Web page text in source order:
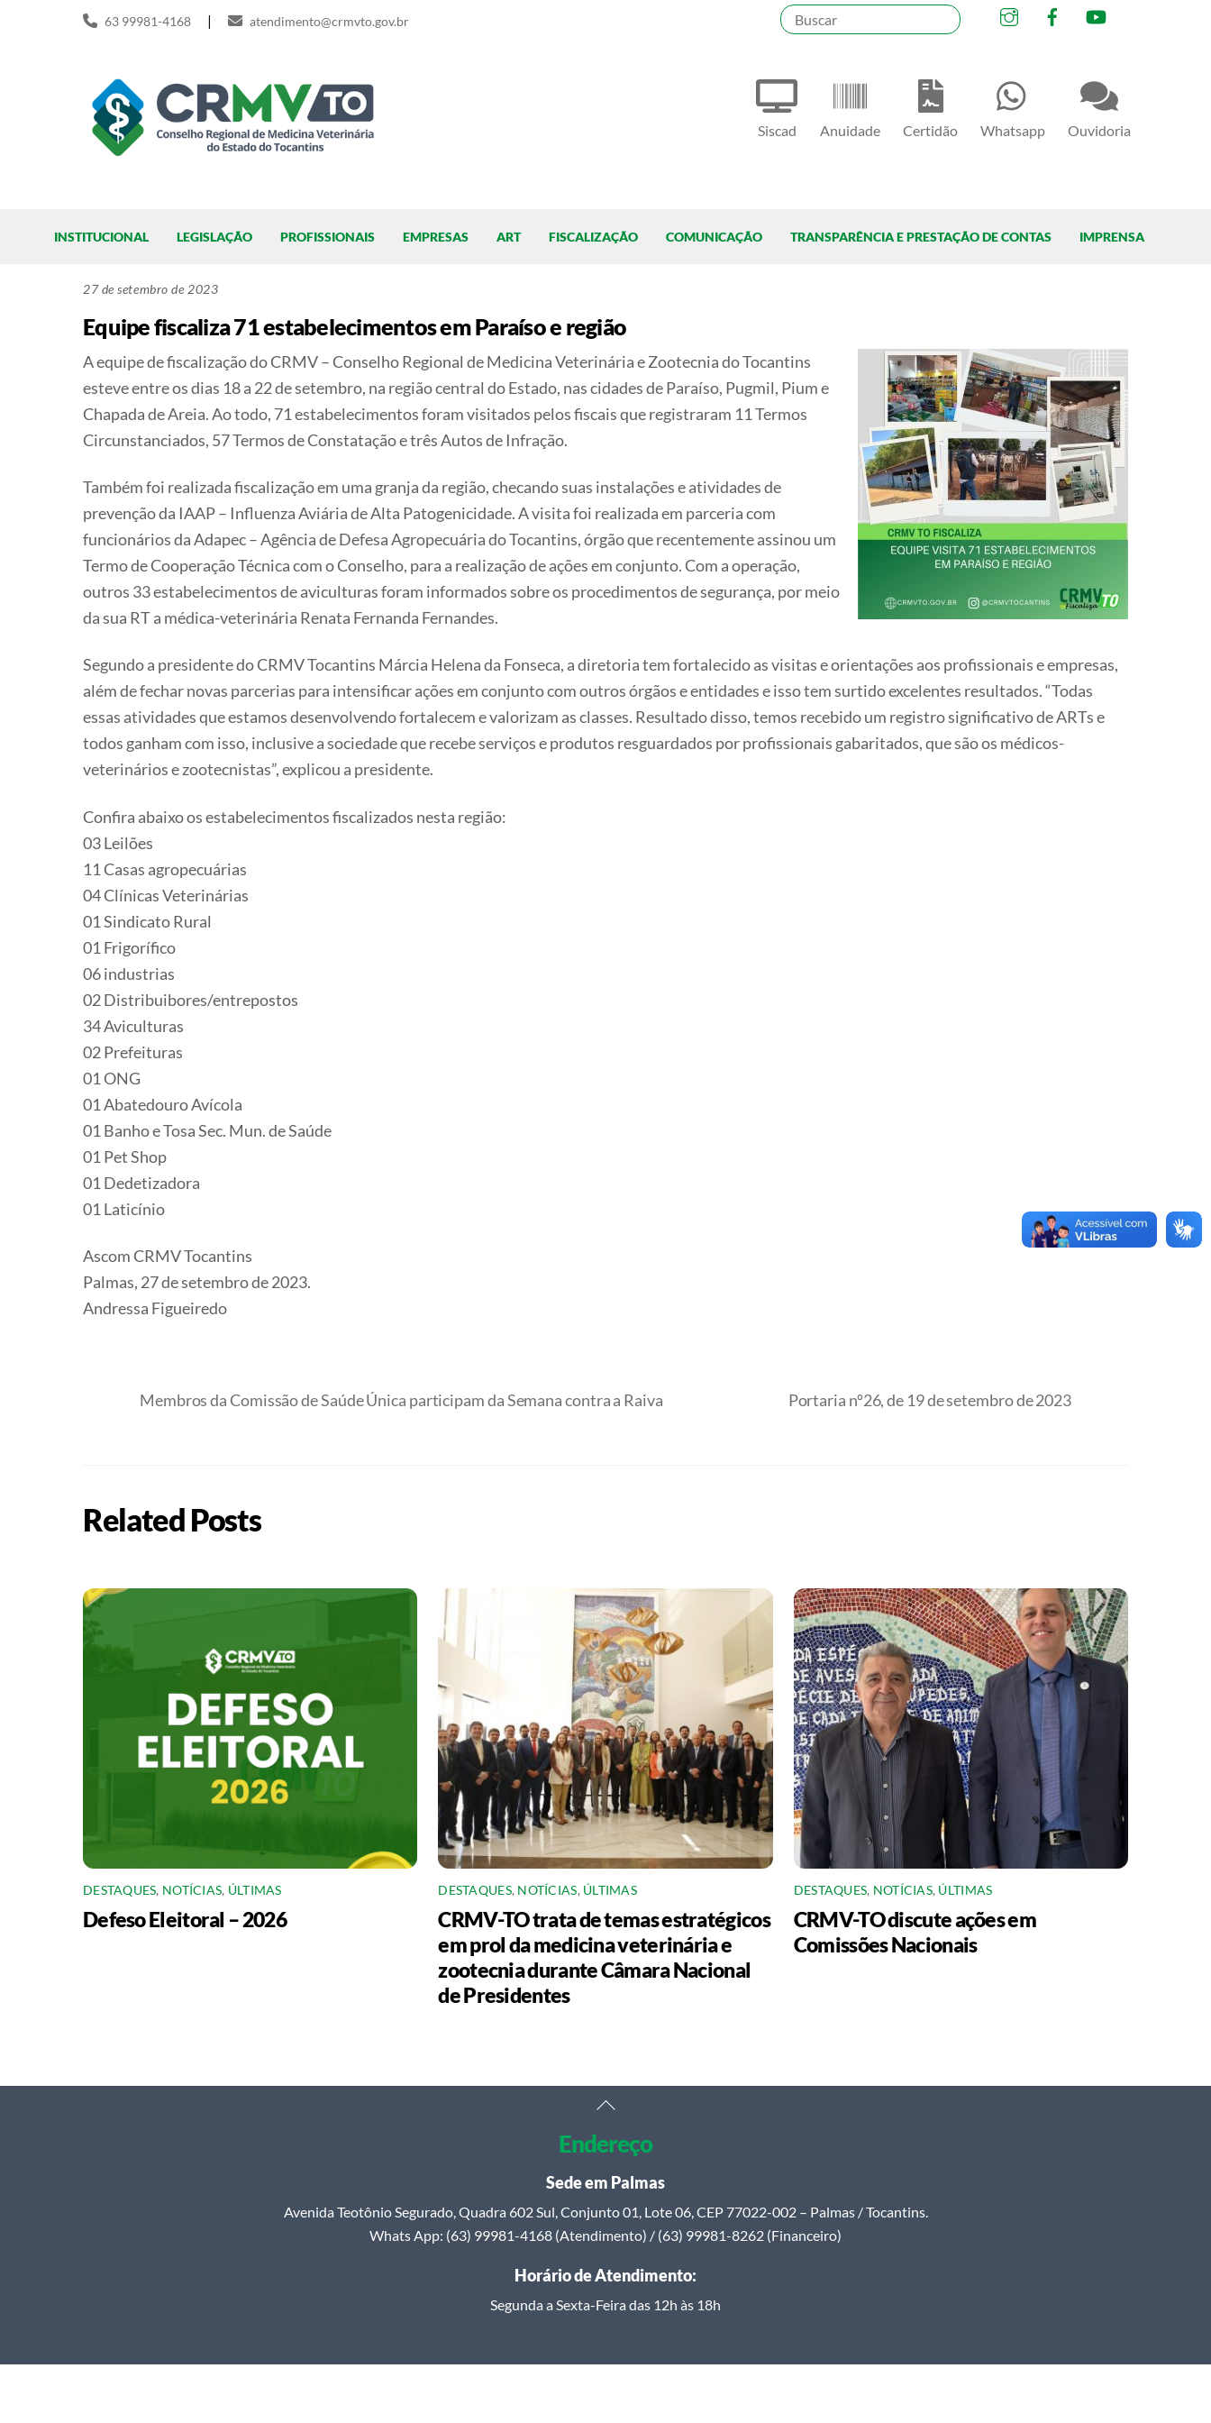
Siscad Anuidade Certidão Whatsapp Ouvidoria
InstagramFacebook
63 99981-4168 | atendimento@crmvto.gov.br
INSTITUCIONAL LEGISLAÇÃO PROFISSIONAIS EMPRESAS ART FISCALIZAÇÃO COMUNICAÇÃO TRANSPARÊNCIA E PRESTAÇÃO DE CONTAS IMPRENSA
27 de setembro de 2023
Equipe fiscaliza 71 estabelecimentos em Paraíso e região
A equipe de fiscalização do CRMV – Conselho Regional de Medicina Veterinária e Zootecnia do Tocantins
esteve entre os dias 18 a 22 de setembro, na região central do Estado, nas cidades de Paraíso, Pugmil, Pium e
Chapada de Areia. Ao todo, 71 estabelecimentos foram visitados pelos fiscais que registraram 11 Termos
Circunstanciados, 57 Termos de Constatação e três Autos de Infração.
Também foi realizada fiscalização em uma granja da região, checando suas instalações e atividades de
prevenção da IAAP – Influenza Aviária de Alta Patogenicidade. A visita foi realizada em parceria com
funcionários da Adapec – Agência de Defesa Agropecuária do Tocantins, órgão que recentemente assinou um
Termo de Cooperação Técnica com o Conselho, para a realização de ações em conjunto. Com a operação,
outros 33 estabelecimentos de aviculturas foram informados sobre os procedimentos de segurança, por meio
da sua RT a médica-veterinária Renata Fernanda Fernandes.
Segundo a presidente do CRMV Tocantins Márcia Helena da Fonseca, a diretoria tem fortalecido as visitas e orientações aos profissionais e empresas,
além de fechar novas parcerias para intensificar ações em conjunto com outros órgãos e entidades e isso tem surtido excelentes resultados. “Todas
essas atividades que estamos desenvolvendo fortalecem e valorizam as classes. Resultado disso, temos recebido um registro significativo de ARTs e
todos ganham com isso, inclusive a sociedade que recebe serviços e produtos resguardados por profissionais gabaritados, que são os médicos-
veterinários e zootecnistas”, explicou a presidente.
Confira abaixo os estabelecimentos fiscalizados nesta região:
03 Leilões
11 Casas agropecuárias
04 Clínicas Veterinárias
01 Sindicato Rural
01 Frigorífico
06 industrias
02 Distribuibores/entrepostos
34 Aviculturas
02 Prefeituras
01 ONG
01 Abatedouro Avícola
01 Banho e Tosa Sec. Mun. de Saúde
01 Pet Shop
01 Dedetizadora
01 Laticínio
Ascom CRMV Tocantins
Palmas, 27 de setembro de 2023.
Andressa Figueiredo
Membros da Comissão de Saúde Única participam da Semana contra a Raiva Portaria nº26, de 19 de setembro de 2023
Related Posts
DESTAQUES, NOTÍCIAS, ÚLTIMAS
Defeso Eleitoral – 2026
DESTAQUES, NOTÍCIAS, ÚLTIMAS
CRMV-TO trata de temas estratégicos
em prol da medicina veterinária e
zootecnia durante Câmara Nacional
de Presidentes
DESTAQUES, NOTÍCIAS, ÚLTIMAS
CRMV-TO discute ações em
Comissões Nacionais
Back
Top
Endereço
Sede em Palmas
Avenida Teotônio Segurado, Quadra 602 Sul, Conjunto 01, Lote 06, CEP 77022-002 – Palmas / Tocantins.
Whats App: (63) 99981-4168 (Atendimento) / (63) 99981-8262 (Financeiro)
Horário de Atendimento:
Segunda a Sexta-Feira das 12h às 18h